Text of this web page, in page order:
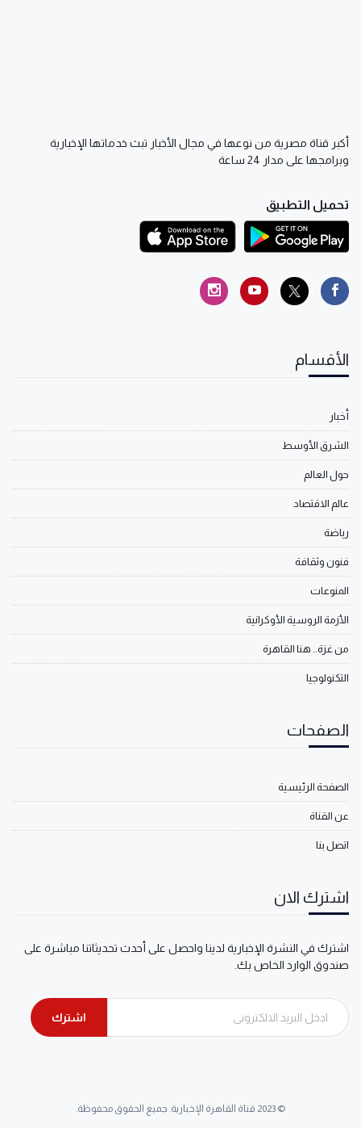
أكبر قناة مصرية من نوعها في مجال الأخبار تبث خدماتها الإخبارية
وبرامجها على مدار 24 ساعة
تحميل التطبيق
الأقسام
أخبار
الشرق الأوسط
حول العالم
عالم الاقتصاد
رياضة
فنون وثقافة
المنوعات
الأزمة الروسية الأوكرانية
من غزة.. هنا القاهرة
التكنولوجيا
الصفحات
الصفحة الرئيسية
عن القناة
اتصل بنا
اشترك الان
اشترك في النشرة الإخبارية لدينا واحصل على أحدث تحديثاتنا مباشرة على
صندوق الوارد الخاص بك.
اشترك
© 2023 قناة القاهرة الإخبارية. جميع الحقوق محفوظة.